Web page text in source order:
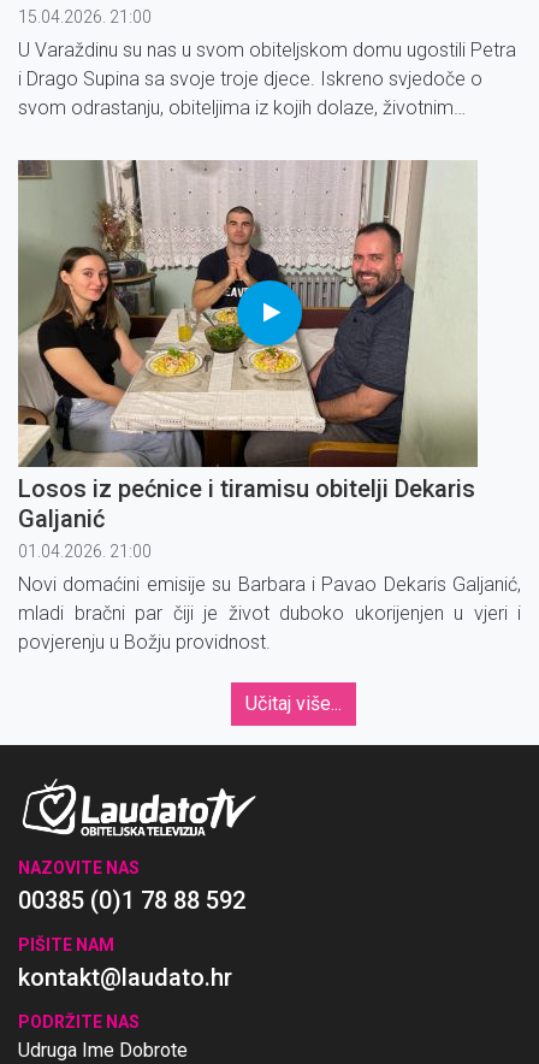
15.04.2026. 21:00
U Varaždinu su nas u svom obiteljskom domu ugostili Petra
i Drago Supina sa svoje troje djece. Iskreno svjedoče o
svom odrastanju, obiteljima iz kojih dolaze, životnim
Losos iz pećnice i tiramisu obitelji Dekaris
Galjanić
01.04.2026. 21:00
Novi domaćini emisije su Barbara i Pavao Dekaris Galjanić,
mladi bračni par čiji je život duboko ukorijenjen u vjeri i
povjerenju u Božju providnost.
Učitaj više...
NAZOVITE NAS
00385 (0)1 78 88 592
PIŠITE NAM
kontakt@laudato.hr
PODRŽITE NAS
Udruga Ime Dobrote